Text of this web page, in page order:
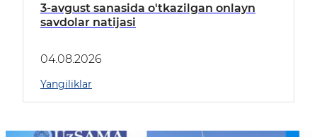
3-avgust sanasida o'tkazilgan onlayn
savdolar natijasi
04.08.2026
Yangiliklar